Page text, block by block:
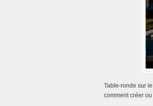
Table-ronde sur
comment créer